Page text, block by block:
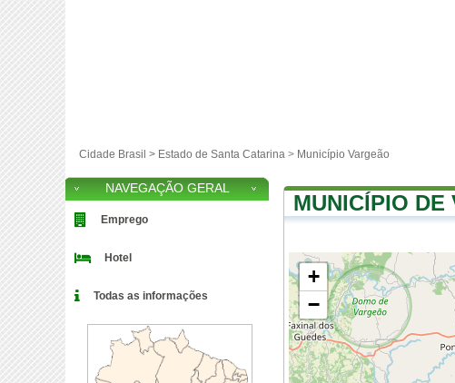
Cidade Brasil > Estado de Santa Catarina > Município Vargeão
MUNICÍPIO DE
+
−
NAVEGAÇÃO GERAL
Emprego
Hotel
Todas as informações